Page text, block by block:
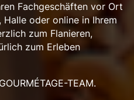
Fachgeschäften vor Ort
oder online in Ihrem
zum Flanieren,
zum Erleben
TEAM.